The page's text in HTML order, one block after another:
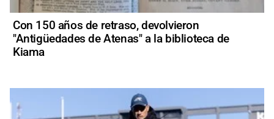
Con 150 años de retraso, devolvieron
"Antigüedades de Atenas" a la biblioteca de
Kiama